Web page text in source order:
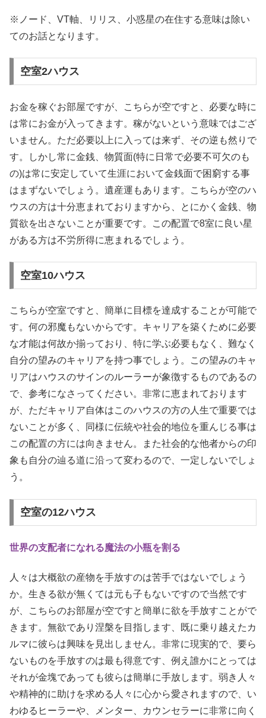
※ノード、VT軸、リリス、小惑星の在住する意味は除い
てのお話となります。
空室2ハウス
お金を稼ぐお部屋ですが、こちらが空ですと、必要な時に
は常にお金が入ってきます。稼がないという意味ではござ
いません。ただ必要以上に入っては来ず、その逆も然りで
す。しかし常に金銭、物質面(特に日常で必要不可欠のも
の)は常に安定していて生涯において金銭面で困窮する事
はまずないでしょう。遺産運もあります。こちらが空のハ
ウスの方は十分恵まれておりますから、とにかく金銭、物
質欲を出さないことが重要です。この配置で8室に良い星
がある方は不労所得に恵まれるでしょう。
空室10ハウス
こちらが空室ですと、簡単に目標を達成することが可能で
す。何の邪魔もないからです。キャリアを築くために必要
な才能は何故か揃っており、特に学ぶ必要もなく、難なく
自分の望みのキャリアを持つ事でしょう。この望みのキャ
リアはハウスのサインのルーラーが象徴するものであるの
で、参考になさってください。非常に恵まれております
が、ただキャリア自体はこのハウスの方の人生で重要では
ないことが多く、同様に伝統や社会的地位を重んじる事は
この配置の方には向きません。また社会的な他者からの印
象も自分の辿る道に沿って変わるので、一定しないでしょ
う。
空室の12ハウス
世界の支配者になれる魔法の小瓶を割る
人々は大概欲の産物を手放すのは苦手ではないでしょう
か。生きる欲が無くては元も子もないですので当然です
が、こちらのお部屋が空ですと簡単に欲を手放すことがで
きます。無欲であり涅槃を目指します、既に乗り越えたカ
ルマに彼らは興味を見出しません。非常に現実的で、要ら
ないものを手放すのは最も得意です、例え誰かにとっては
それが金塊であっても彼らは簡単に手放します。弱き人々
や精神的に助けを求める人々に心から愛されますので、い
わゆるヒーラーや、メンター、カウンセラーに非常に向く